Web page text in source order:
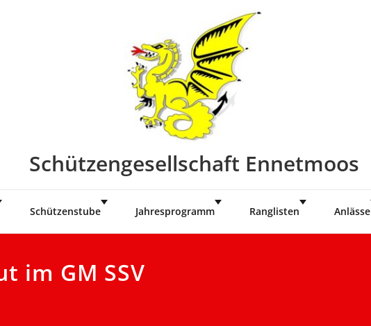
Schützengesellschaft Ennetmoos
Schützenstube Jahresprogramm Ranglisten Anlässe
im GM SSV